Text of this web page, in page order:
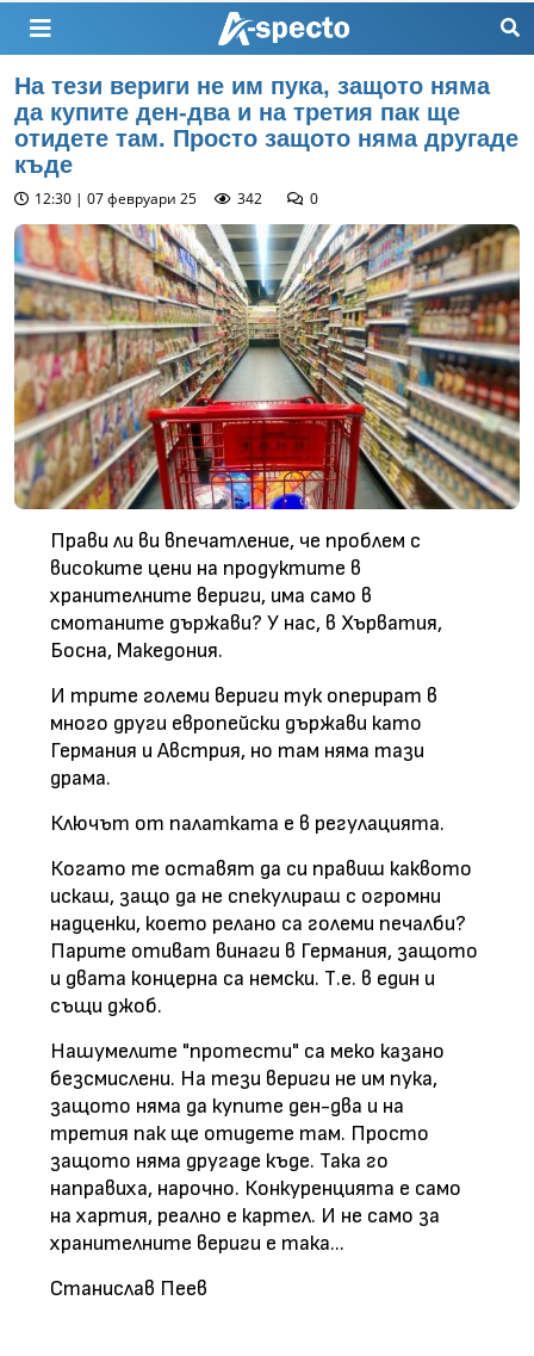
На тези вериги не им пука, защото няма
да купите ден-два и на третия пак ще
отидете там. Просто защото няма другаде
къде
12:30 | 07 февруари 25 342 0
Прави ли ви впечатление, че проблем с
високите цени на продуктите в
хранителните вериги, има само в
смотаните държави? У нас, в Хърватия,
Босна, Македония.
И трите големи вериги тук оперират в
много други европейски държави като
Германия и Австрия, но там няма тази
драма.
Ключът от палатката е в регулацията.
Когато те оставят да си правиш каквото
искаш, защо да не спекулираш с огромни
надценки, което релано са големи печалби?
Парите отиват винаги в Германия, защото
и двата концерна са немски. Т.е. в един и
същи джоб.
Нашумелите "протести" са меко казано
безсмислени. На тези вериги не им пука,
защото няма да купите ден-два и на
третия пак ще отидете там. Просто
защото няма другаде къде. Така го
направиха, нарочно. Конкуренцията е само
на хартия, реално е картел. И не само за
хранителните вериги е така...
Станислав Пеев